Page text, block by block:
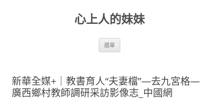
心上人的妹妹
選單
新華全媒+｜教書育人“夫妻檔”—去九宮格—
廣西鄉村教師調研采訪影像志_中國網